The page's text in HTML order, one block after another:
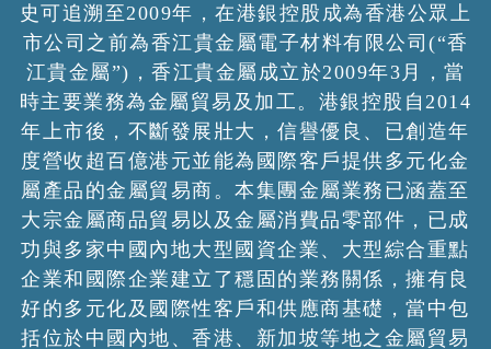
史可追溯至2009年，在港銀控股成為香港公眾上
市公司之前為香江貴金屬電子材料有限公司(“香
江貴金屬”)，香江貴金屬成立於2009年3月，當
時主要業務為金屬貿易及加工。港銀控股自2014
年上市後，不斷發展壯大，信譽優良、已創造年
度營收超百億港元並能為國際客戶提供多元化金
屬產品的金屬貿易商。本集團金屬業務已涵蓋至
大宗金屬商品貿易以及金屬消費品零部件，已成
功與多家中國內地大型國資企業、大型綜合重點
企業和國際企業建立了穩固的業務關係，擁有良
好的多元化及國際性客戶和供應商基礎，當中包
括位於中國內地、香港、新加坡等地之金屬貿易